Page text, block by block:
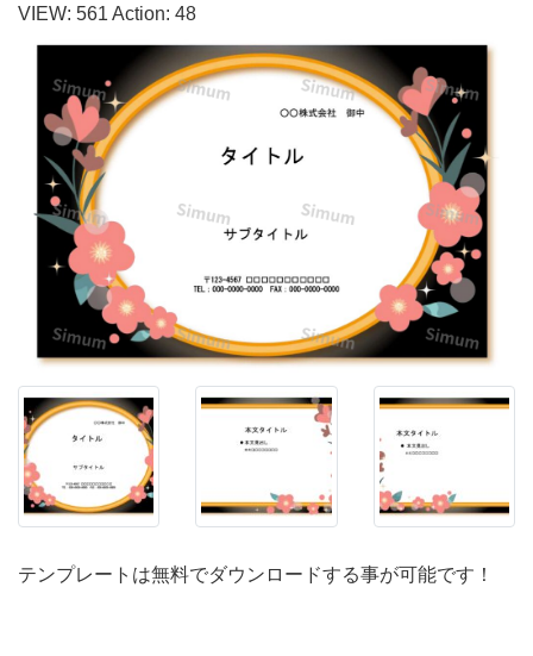
物
や
服
店、
館、
飲
食
店
の
メ
ュ
VIEW: 561 Action: 48
テンプレートは無料でダウンロードする事が可能です！